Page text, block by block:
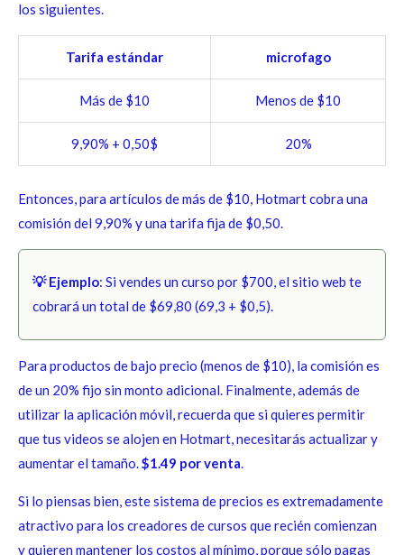
los siguientes.
Tarifa estándar microfago
Más de $10 Menos de $10
9,90% + 0,50$ 20%
Entonces, para artículos de más de $10, Hotmart cobra una
comisión del 9,90% y una tarifa fija de $0,50.
💡 Ejemplo: Si vendes un curso por $700, el sitio web te
cobrará un total de $69,80 (69,3 + $0,5).
Para productos de bajo precio (menos de $10), la comisión es
de un 20% fijo sin monto adicional. Finalmente, además de
utilizar la aplicación móvil, recuerda que si quieres permitir
que tus videos se alojen en Hotmart, necesitarás actualizar y
aumentar el tamaño. $1.49 por venta
Si lo piensas bien, este sistema de precios es extremadamente
atractivo para los creadores de cursos que recién comienzan
y quieren mantener los costos al mínimo, porque sólo pagas